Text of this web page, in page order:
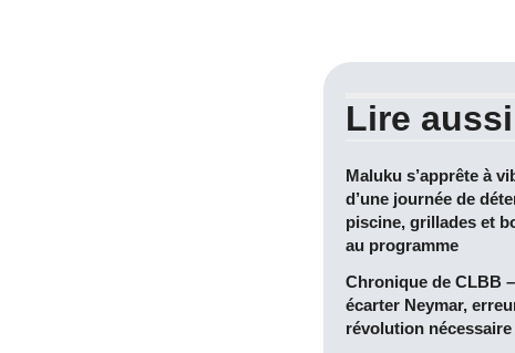
Lire aussi
Maluku s’apprête à
d’une journée de
piscine, grillades et
au programme
Chronique de CLBB
écarter Neymar,
révolution nécessaire